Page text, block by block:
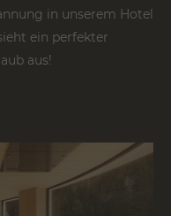
in unserem Hotel
ein perfekter
aus!